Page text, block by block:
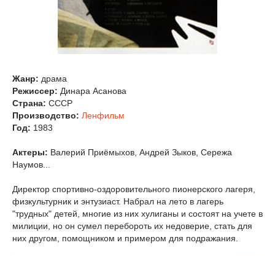
Жанр: драма
Режиссер: Динара Асанова
Страна: СССР
Производство: Ленфильм
Год: 1983
Актеры: Валерий Приёмыхов, Андрей Зыков, Сережа
Наумов...
Директор спортивно-оздоровительного пионерского лагеря,
физкультурник и энтузиаст. Набрал на лето в лагерь
"трудных" детей, многие из них хулиганы и состоят на учете в
милиции, но он сумел перебороть их недоверие, стать для
них другом, помощником и примером для подражания.